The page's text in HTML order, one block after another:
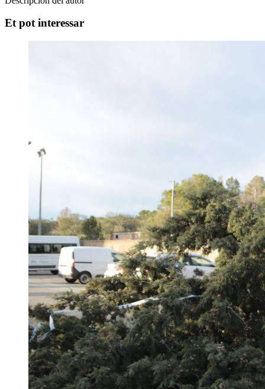
Et pot interessar